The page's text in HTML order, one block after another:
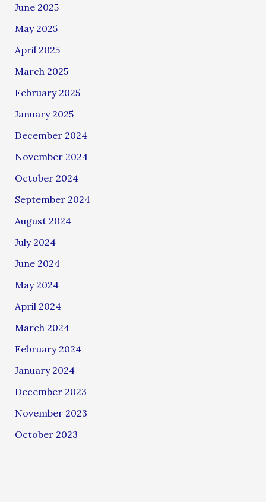
June 2025
May 2025
April 2025
March 2025
February 2025
January 2025
December 2024
November 2024
October 2024
September 2024
August 2024
July 2024
June 2024
May 2024
April 2024
March 2024
February 2024
January 2024
December 2023
November 2023
October 2023